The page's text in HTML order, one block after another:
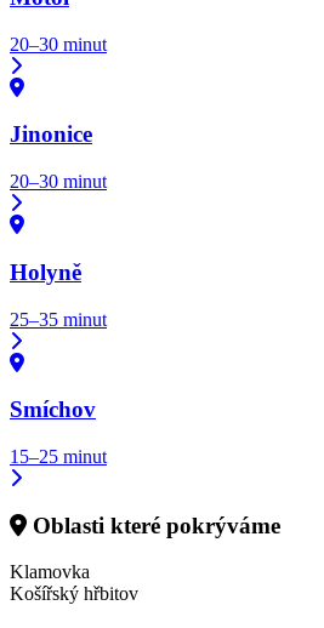
20–30 minut
Jinonice
20–30 minut
Holyně
25–35 minut
Smíchov
15–25 minut
Oblasti které pokrýváme
Klamovka
Košířský hřbitov